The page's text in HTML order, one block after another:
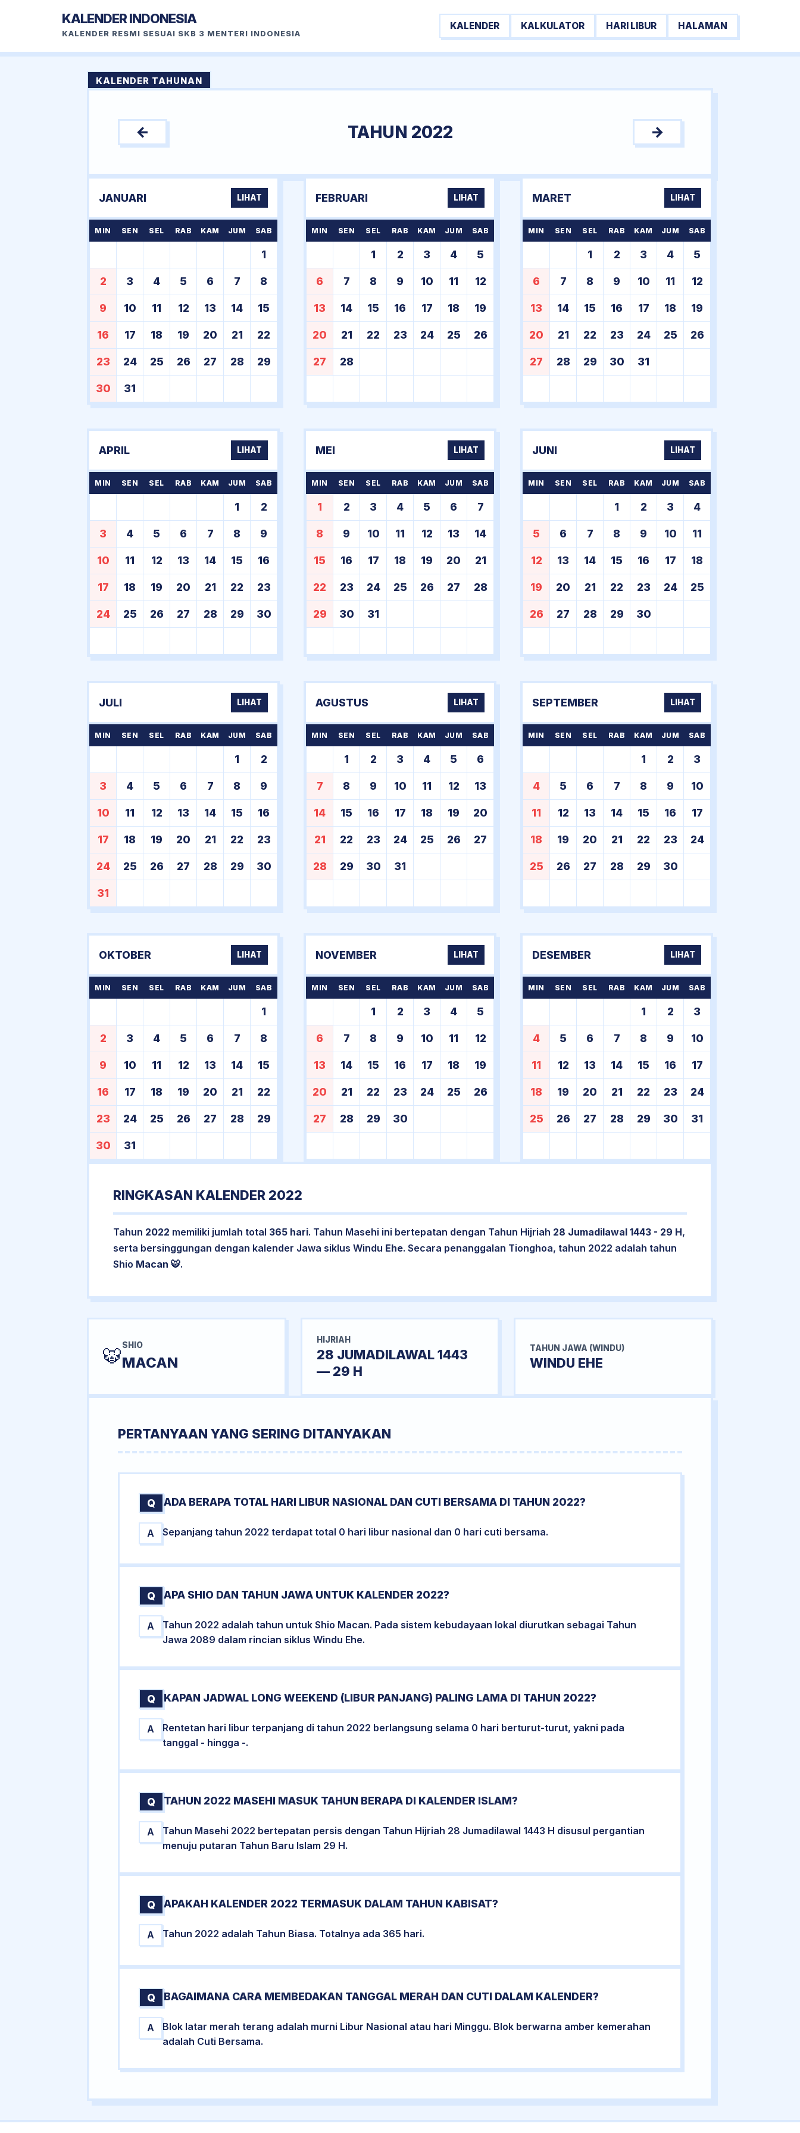
KALENDER INDONESIA
KALENDER RESMI SESUAI SKB 3 MENTERI INDONESIA
KALENDER KALKULATOR HARI LIBUR HALAMAN
KALENDER TAHUNAN
← TAHUN 2022 →
JANUARI LIHAT
MIN SEN SEL RAB KAM JUM SAB
1
2 3 4 5 6 7 8
9 10 11 12 13 14 15
16 17 18 19 20 21 22
23 24 25 26 27 28 29
30 31
FEBRUARI LIHAT
MIN SEN SEL RAB KAM JUM SAB
1 2 3 4 5
6 7 8 9 10 11 12
13 14 15 16 17 18 19
20 21 22 23 24 25 26
27 28
MARET LIHAT
MIN SEN SEL RAB KAM JUM SAB
1 2 3 4 5
6 7 8 9 10 11 12
13 14 15 16 17 18 19
20 21 22 23 24 25 26
27 28 29 30 31
APRIL LIHAT
MIN SEN SEL RAB KAM JUM SAB
1 2
3 4 5 6 7 8 9
10 11 12 13 14 15 16
17 18 19 20 21 22 23
24 25 26 27 28 29 30
MEI LIHAT
MIN SEN SEL RAB KAM JUM SAB
1 2 3 4 5 6 7
8 9 10 11 12 13 14
15 16 17 18 19 20 21
22 23 24 25 26 27 28
29 30 31
JUNI LIHAT
MIN SEN SEL RAB KAM JUM SAB
1 2 3 4
5 6 7 8 9 10 11
12 13 14 15 16 17 18
19 20 21 22 23 24 25
26 27 28 29 30
JULI LIHAT
MIN SEN SEL RAB KAM JUM SAB
1 2
3 4 5 6 7 8 9
10 11 12 13 14 15 16
17 18 19 20 21 22 23
24 25 26 27 28 29 30
31
AGUSTUS LIHAT
MIN SEN SEL RAB KAM JUM SAB
1 2 3 4 5 6
7 8 9 10 11 12 13
14 15 16 17 18 19 20
21 22 23 24 25 26 27
28 29 30 31
SEPTEMBER LIHAT
MIN SEN SEL RAB KAM JUM SAB
1 2 3
4 5 6 7 8 9 10
11 12 13 14 15 16 17
18 19 20 21 22 23 24
25 26 27 28 29 30
OKTOBER LIHAT
MIN SEN SEL RAB KAM JUM SAB
1
2 3 4 5 6 7 8
9 10 11 12 13 14 15
16 17 18 19 20 21 22
23 24 25 26 27 28 29
30 31
NOVEMBER LIHAT
MIN SEN SEL RAB KAM JUM SAB
1 2 3 4 5
6 7 8 9 10 11 12
13 14 15 16 17 18 19
20 21 22 23 24 25 26
27 28 29 30
DESEMBER LIHAT
MIN SEN SEL RAB KAM JUM SAB
1 2 3
4 5 6 7 8 9 10
11 12 13 14 15 16 17
18 19 20 21 22 23 24
25 26 27 28 29 30 31
RINGKASAN KALENDER 2022
Tahun 2022 memiliki jumlah total 365 hari. Tahun Masehi ini bertepatan dengan Tahun Hijriah 28 Jumadilawal 1443 - 29 H,
serta bersinggungan dengan kalender Jawa siklus Windu Ehe. Secara penanggalan Tionghoa, tahun 2022 adalah tahun
Shio Macan 🐯.
🐯SHIO
MACAN
HIJRIAH
28 JUMADILAWAL 1443
— 29 H
TAHUN JAWA (WINDU)
WINDU EHE
PERTANYAAN YANG SERING DITANYAKAN
Q ADA BERAPA TOTAL HARI LIBUR NASIONAL DAN CUTI BERSAMA DI TAHUN 2022?
A Sepanjang tahun 2022 terdapat total 0 hari libur nasional dan 0 hari cuti bersama.
Q APA SHIO DAN TAHUN JAWA UNTUK KALENDER 2022?
A
Tahun 2022 adalah tahun untuk Shio Macan. Pada sistem kebudayaan lokal diurutkan sebagai Tahun
Jawa 2089 dalam rincian siklus Windu Ehe.
Q KAPAN JADWAL LONG WEEKEND (LIBUR PANJANG) PALING LAMA DI TAHUN 2022?
A
Rentetan hari libur terpanjang di tahun 2022 berlangsung selama 0 hari berturut-turut, yakni pada
tanggal - hingga -.
Q TAHUN 2022 MASEHI MASUK TAHUN BERAPA DI KALENDER ISLAM?
A
Tahun Masehi 2022 bertepatan persis dengan Tahun Hijriah 28 Jumadilawal 1443 H disusul pergantian
menuju putaran Tahun Baru Islam 29 H.
Q APAKAH KALENDER 2022 TERMASUK DALAM TAHUN KABISAT?
A Tahun 2022 adalah Tahun Biasa. Totalnya ada 365 hari.
Q BAGAIMANA CARA MEMBEDAKAN TANGGAL MERAH DAN CUTI DALAM KALENDER?
A
Blok latar merah terang adalah murni Libur Nasional atau hari Minggu. Blok berwarna amber kemerahan
adalah Cuti Bersama.